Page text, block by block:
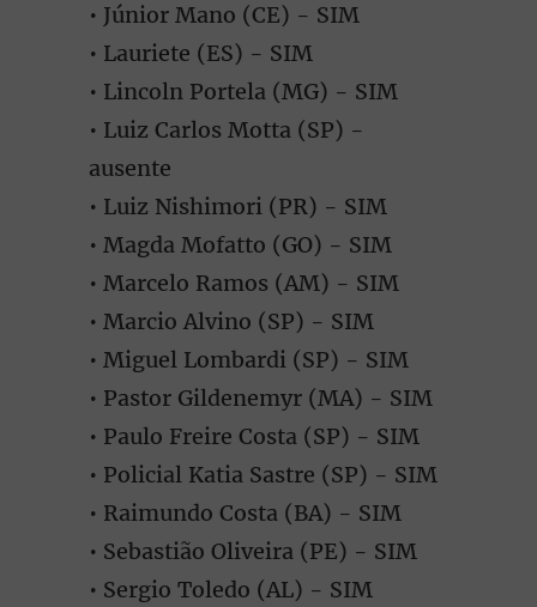
• Júnior Mano (CE) - SIM
• Lauriete (ES) - SIM
• Lincoln Portela (MG) - SIM
• Luiz Carlos Motta (SP) -
ausente
• Luiz Nishimori (PR) - SIM
• Magda Mofatto (GO) - SIM
• Marcelo Ramos (AM) - SIM
• Marcio Alvino (SP) - SIM
• Miguel Lombardi (SP) - SIM
• Pastor Gildenemyr (MA) - SIM
• Paulo Freire Costa (SP) - SIM
• Policial Katia Sastre (SP) - SIM
• Raimundo Costa (BA) - SIM
• Sebastião Oliveira (PE) - SIM
• Sergio Toledo (AL) - SIM